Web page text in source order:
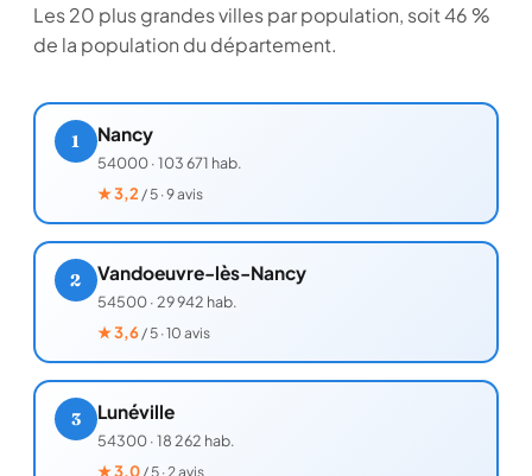
Les 20 plus grandes villes par population, soit 46 %
de la population du département.
1 Nancy
54000·103 671 hab.
★3,2 / 5 · 9 avis
2 Vandoeuvre-lès-Nancy
54500·29 942 hab.
★3,6/ 5 · 10 avis
3 Lunéville
54300·18 262 hab.
★3,0/ 5 · 2 avis